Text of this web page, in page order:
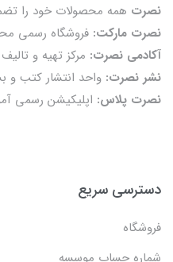
نصرت همه محصولات خود را
نصرت مارکت: فروشگاه رسمی
آکادمی نصرت: مرکز تهیه و
نشر نصرت: واحد انتشار کتب و
نصرت پلاس: اپلیکیشن رسمی
دسترسی سریع
فروشگاه
شماره حساب موسسه